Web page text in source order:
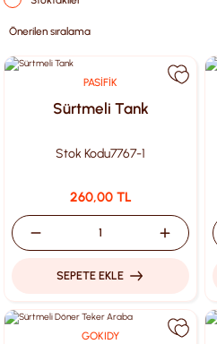
PASİFİK
Sürtmeli Tank
Stok Kodu7767-1
260,00 TL
SEPETE EKLE
GOKIDY